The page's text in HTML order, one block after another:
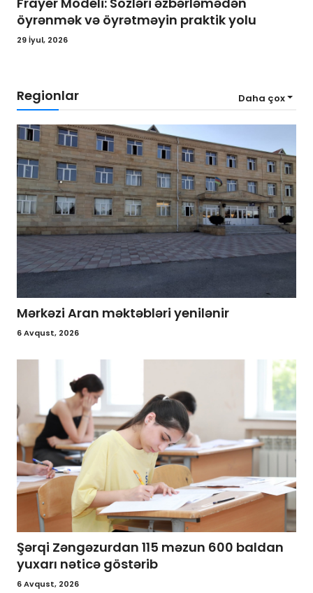
öyrənmək və öyrətməyin praktik yolu
29 İyul, 2026
Regionlar Daha çox
Mərkəzi Aran məktəbləri yenilənir
6 Avqust, 2026
Şərqi Zəngəzurdan 115 məzun 600 baldan
yuxarı nəticə göstərib
6 Avqust, 2026